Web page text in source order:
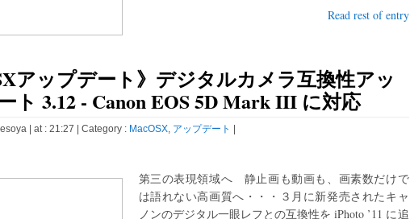
Read rest of entry
アップデート》デジタルカメラ互換性アッ
ト 3.12 - Canon EOS 5D Mark III に対応
| at : 21:27 | Category : MacOSX, アップデート
第三の表現領域へ 静止画も動画も、画素数だけで
は語れない高画質へ・・・３月に新発売されたキャ
ノンのデジタル一眼レフとの互換性を iPhoto ’11 に追